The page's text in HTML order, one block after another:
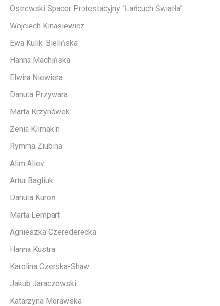
Ostrowski Spacer Protestacyjny “Łańcuch Światła”
Wojciech Kinasiewicz
Ewa Kulik-Bielińska
Hanna Machińska
Elwira Niewiera
Danuta Przywara
Marta Krzynówek
Żenia Klimakin
Rymma Ziubina
Alim Aliev
Artur Bagliuk
Danuta Kuroń
Marta Lempart
Agnieszka Czerederecka
Hanna Kustra
Karolina Czerska-Shaw
Jakub Jaraczewski
Katarzyna Morawska